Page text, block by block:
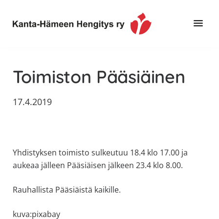
pääsisältöön
ensisijaiseen
alatunnisteeseen
Hämeen
ry
tietoa,
jos
keuhkoahtaumatauti,uniapnea,
muut
huono
tai
Toimiston Pääsiäinen
17.4.2019
Yhdistyksen toimisto sulkeutuu 18.4 klo 17.00 ja
aukeaa jälleen Pääsiäisen jälkeen 23.4 klo 8.00.
Rauhallista Pääsiäistä kaikille.
kuva:pixabay